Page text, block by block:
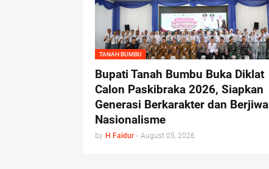
TANAH BUMBU
Bupati Tanah Bumbu Buka Diklat
Calon Paskibraka 2026, Siapkan
Generasi Berkarakter dan Berjiwa
Nasionalisme
by H Faidur - August 05, 2026